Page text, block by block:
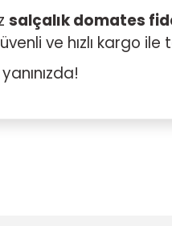
salçalık domates
ve hızlı kargo ile
yanınızda!